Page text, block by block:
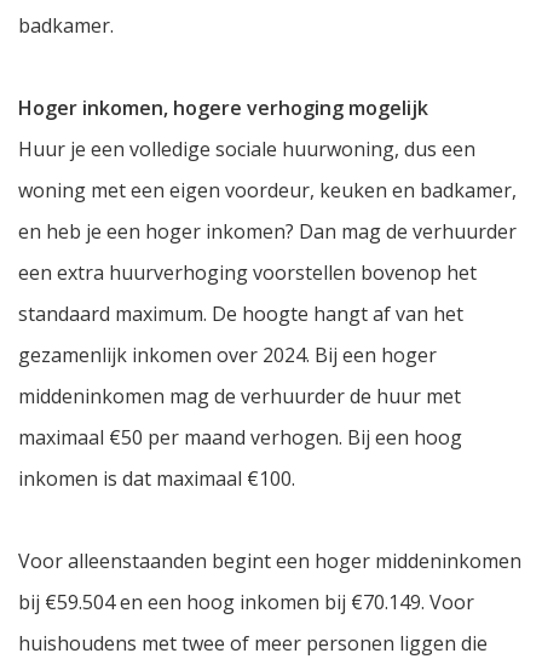
badkamer.
Hoger inkomen, hogere verhoging mogelijk
Huur je een volledige sociale huurwoning, dus een
woning met een eigen voordeur, keuken en badkamer,
en heb je een hoger inkomen? Dan mag de verhuurder
een extra huurverhoging voorstellen bovenop het
standaard maximum. De hoogte hangt af van het
gezamenlijk inkomen over 2024. Bij een hoger
middeninkomen mag de verhuurder de huur met
maximaal €50 per maand verhogen. Bij een hoog
inkomen is dat maximaal €100.
Voor alleenstaanden begint een hoger middeninkomen
bij €59.504 en een hoog inkomen bij €70.149. Voor
huishoudens met twee of meer personen liggen die